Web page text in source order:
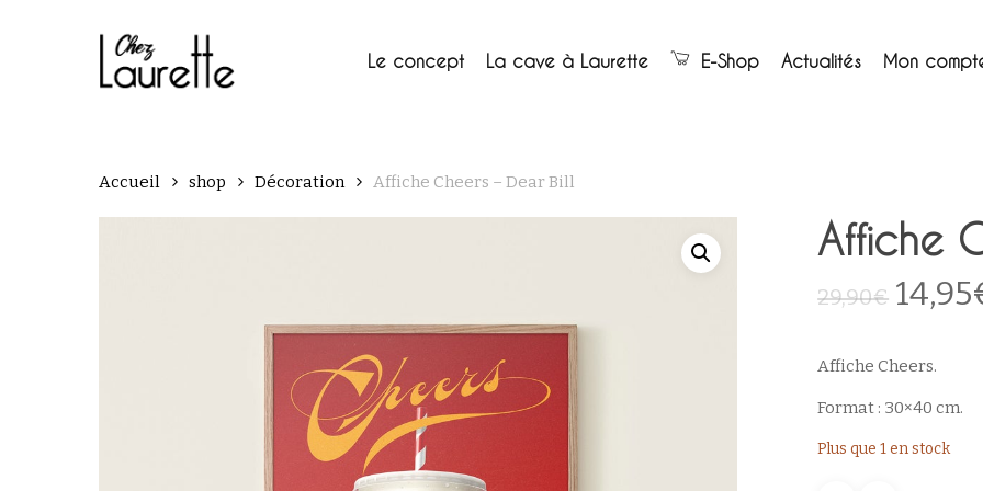
Le concept La cave à Laurette E-Shop Actualités Mon
Panier
Accueil shop Décoration Affiche Cheers – Dear Bill
Affiche
29,90€ Le
était :
14,95
Affiche Cheers.
Format : 30×40 cm.
Plus que 1 en stock